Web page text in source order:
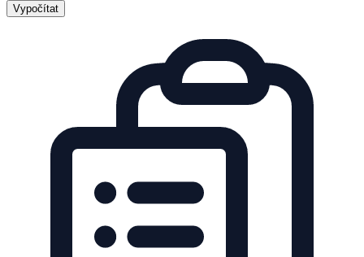
Vypočítat